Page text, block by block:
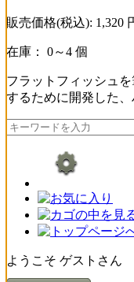
販売価格(税込): 1,320
在庫： 0～4 個
フラットフィッシュ
するために開発した
ようこそ ゲストさん